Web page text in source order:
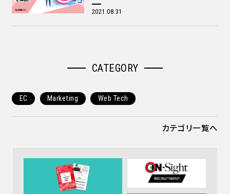
2021.08.31
CATEGORY
EC Marketing Web Tech
カテゴリ一覧へ